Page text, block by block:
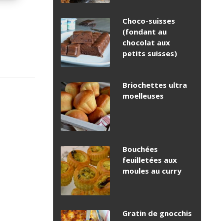
Choco-suisses
(fondant au
chocolat aux
petits suisses)
Briochettes ultra
moelleuses
Bouchées
feuilletées aux
moules au curry
Gratin de gnocchis